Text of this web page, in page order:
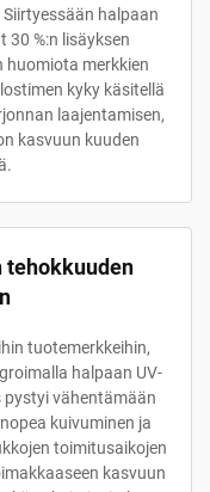
halpaan
30 %:n lisäyksen
merkkien
kyky käsitellä
laajentamisen,
kasvuun kuuden
tehokkuuden
tuotemerkkeihin,
halpaan UV-
vähentämään
kuivuminen ja
toimitusaikojen
kasvuun